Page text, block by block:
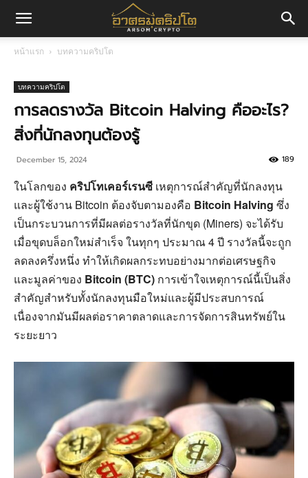
มค
ปโต
หน้าแรก บทความคริปโต
บทความคริปโต
การลดรางวัล Bitcoin Halving คืออะไร?
สิ่งที่นักลงทุนต้องรู้
December 15, 2024 189
ในโลกของ คริปโทเคอร์เรนซี เหตุการณ์สำคัญที่นักลงทุน
และผู้ใช้งาน Bitcoin ต้องจับตามองคือ Bitcoin Halving ซึ่ง
เป็นกระบวนการที่มีผลต่อรางวัลที่นักขุด (Miners) จะได้รับ
เมื่อขุดบล็อกใหม่สำเร็จ ในทุกๆ ประมาณ 4 ปี รางวัลนี้จะถูก
ลดลงครึ่งหนึ่ง ทำให้เกิดผลกระทบอย่างมากต่อเศรษฐกิจ
และมูลค่าของ Bitcoin (BTC) การเข้าใจเหตุการณ์นี้เป็นสิ่ง
สำคัญสำหรับทั้งนักลงทุนมือใหม่และผู้มีประสบการณ์
เนื่องจากมันมีผลต่อราคาตลาดและการจัดการสินทรัพย์ใน
ระยะยาว